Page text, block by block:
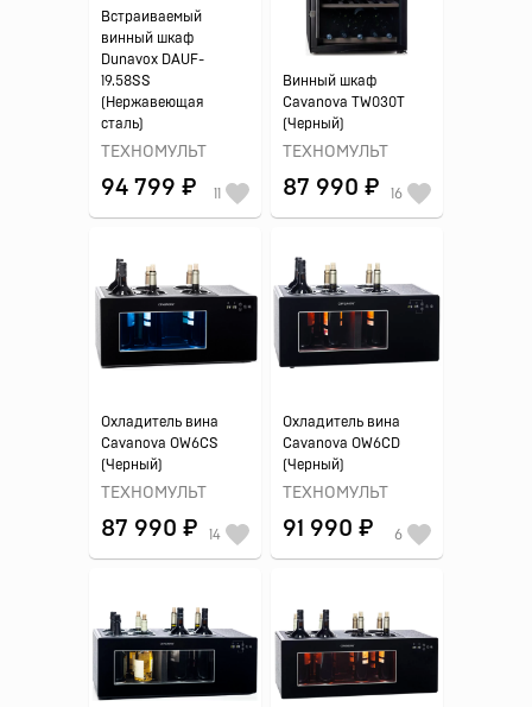
Встраиваемый
винный шкаф
Dunavox DAUF-
19.58SS
(Нержавеющая
сталь)
ТЕХНОМУЛЬТ
94 799 ₽ 11
Винный шкаф
Cavanova TW030T
(Черный)
ТЕХНОМУЛЬТ
87 990 ₽ 16
Охладитель вина
Cavanova OW6CS
(Черный)
ТЕХНОМУЛЬТ
87 990 ₽ 14
Охладитель вина
Cavanova OW6CD
(Черный)
ТЕХНОМУЛЬТ
91 990 ₽ 6